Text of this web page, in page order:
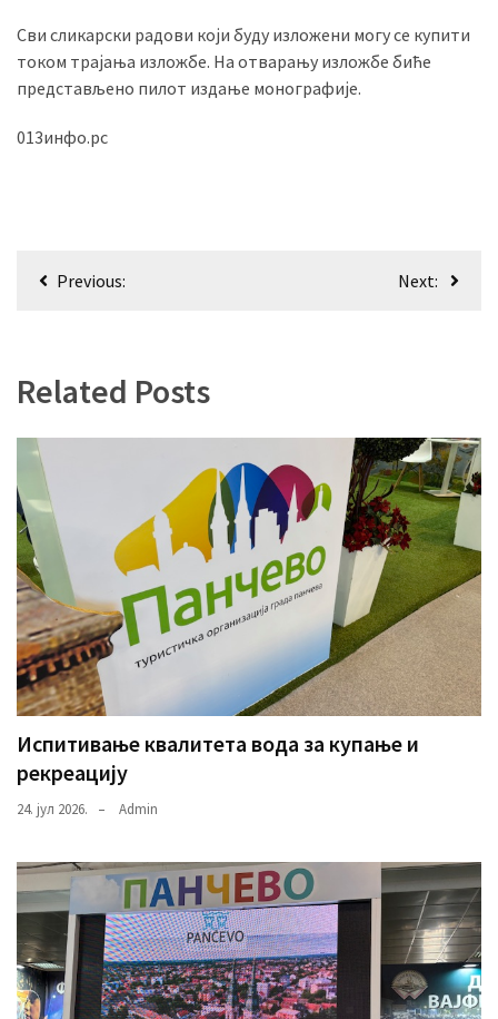
Сви сликарски радови који буду изложени могу се купити
током трајања изложбе. На отварању изложбе биће
представљено пилот издање монографије.
013инфо.рс
Кретање
Previous: Next:
Related Posts
Испитивање квалитета вода за купање и
рекреацију
24. јул 2026. Admin